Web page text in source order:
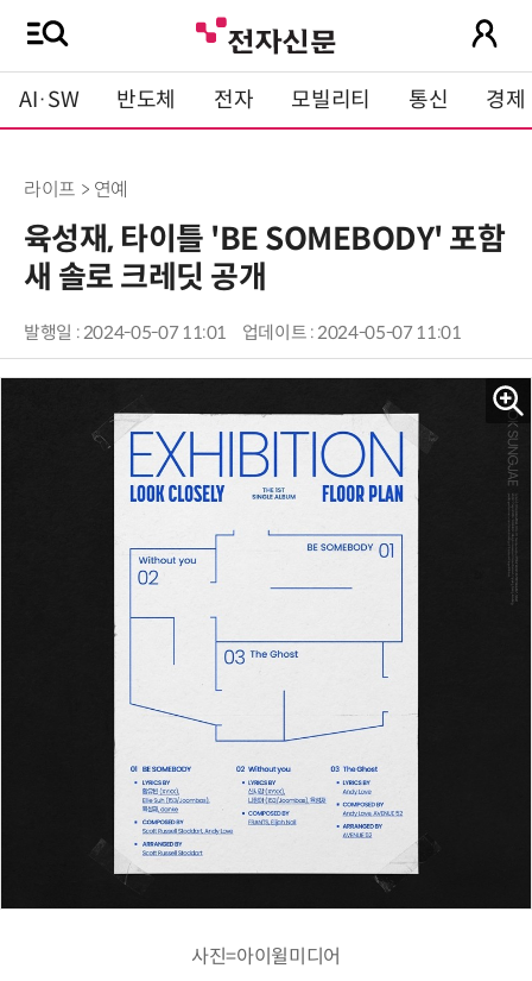
AI·SW 반도체 전자 모빌리티 통신 경제
라이프 > 연예
육성재, 타이틀 'BE SOMEBODY' 포함
새 솔로 크레딧 공개
발행일 : 2024-05-07 11:01 업데이트 : 2024-05-07 11:01
사진=아이윌미디어